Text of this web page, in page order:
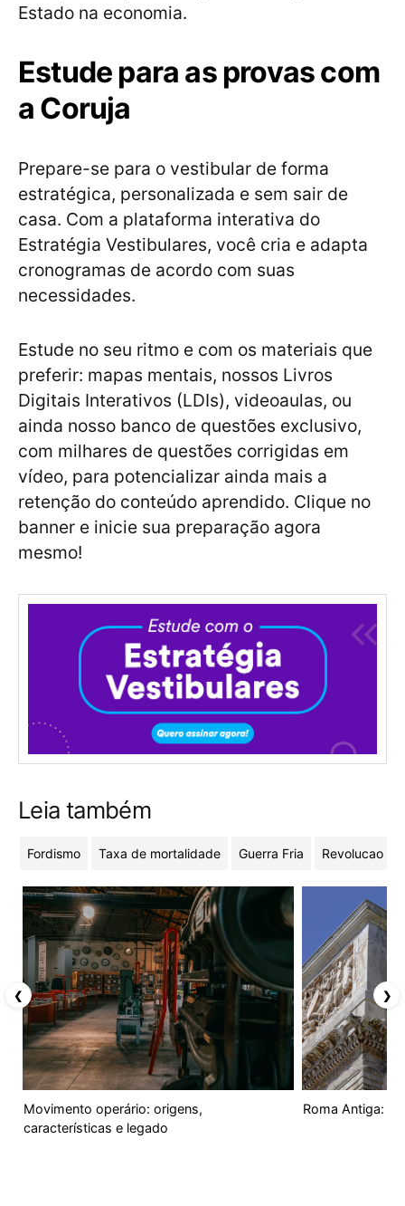
Estado na economia.
Estude para as provas com
a Coruja
Prepare-se para o vestibular de forma
estratégica, personalizada e sem sair de
casa. Com a plataforma interativa do
Estratégia Vestibulares, você cria e adapta
cronogramas de acordo com suas
necessidades.
Estude no seu ritmo e com os materiais que
preferir: mapas mentais, nossos Livros
Digitais Interativos (LDIs), videoaulas, ou
ainda nosso banco de questões exclusivo,
com milhares de questões corrigidas em
vídeo, para potencializar ainda mais a
retenção do conteúdo aprendido. Clique no
banner e inicie sua preparação agora
mesmo!
Leia também
Fordismo Taxa de mortalidade Guerra Fria Revolucao
Movimento operário: origens,
características e legado
Roma Antiga:
❮ ❯